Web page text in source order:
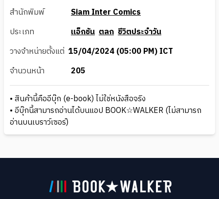
สำนักพิมพ์
Siam Inter Comics
ประเภท
แอ็กชัน ตลก ชีวิตประจำวัน
วางจำหน่ายตั้งแต่ 15/04/2024 (05:00 PM) ICT
จำนวนหน้า
205
• สินค้านี้คืออีบุ๊ก (e-book) ไม่ใช่หนังสือจริง
• อีบุ๊กนี้สามารถอ่านได้บนแอป BOOK☆WALKER (ไม่สามารถ
อ่านบนเบราว์เซอร์)